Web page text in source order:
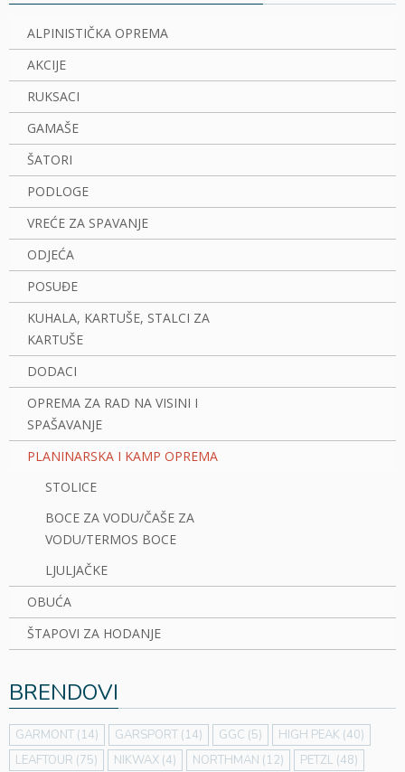
ALPINISTIČKA OPREMA
AKCIJE
RUKSACI
GAMAŠE
ŠATORI
PODLOGE
VREĆE ZA SPAVANJE
ODJEĆA
POSUĐE
KUHALA, KARTUŠE, STALCI ZA
KARTUŠE
DODACI
OPREMA ZA RAD NA VISINI I
SPAŠAVANJE
PLANINARSKA I KAMP OPREMA
STOLICE
BOCE ZA VODU/ČAŠE ZA
VODU/TERMOS BOCE
LJULJAČKE
OBUĆA
ŠTAPOVI ZA HODANJE
BRENDOVI
GARMONT (14) GARSPORT (14) GGC (5) HIGH PEAK (40)
LEAFTOUR (75) NIKWAX (4) NORTHMAN (12) PETZL (48)